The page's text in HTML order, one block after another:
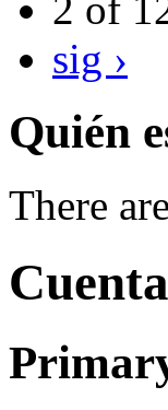
sig ›
Quién
There